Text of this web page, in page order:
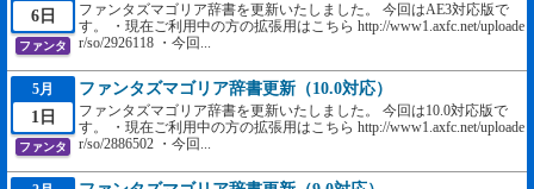
6日
ファンタ
ファンタズマゴリア辞書を更新いたしました。 今回はAE3対応版で
す。 ・現在ご利用中の方の拡張用はこちら http://www1.axfc.net/uploade
r/so/2926118 ・今回...
5月
1日
ファンタ
ファンタズマゴリア辞書更新（10.0対応）
ファンタズマゴリア辞書を更新いたしました。 今回は10.0対応版で
す。 ・現在ご利用中の方の拡張用はこちら http://www1.axfc.net/uploade
r/so/2886502 ・今回...